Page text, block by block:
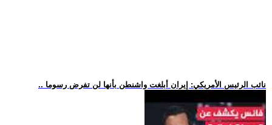
.. نائب الرئيس الأمريكي: إيران أبلغت واشنطن بأنها لن تفرض رسوما